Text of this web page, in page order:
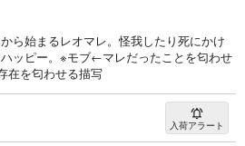
ら始まるレオマレ。怪我したり死にかけ
ッピー。※モブ←マレだったことを匂わせ
在を匂わせる描写
入荷アラート